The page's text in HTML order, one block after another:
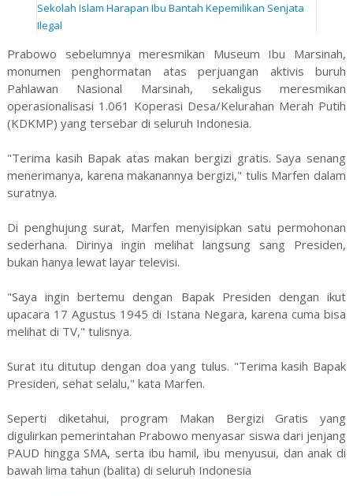
Sekolah Islam Harapan Ibu Bantah Kepemilikan Senjata
Ilegal
Prabowo sebelumnya meresmikan Museum Ibu Marsinah,
monumen penghormatan atas perjuangan aktivis buruh
Pahlawan Nasional Marsinah, sekaligus meresmikan
operasionalisasi 1.061 Koperasi Desa/Kelurahan Merah Putih
(KDKMP) yang tersebar di seluruh Indonesia.
"Terima kasih Bapak atas makan bergizi gratis. Saya senang
menerimanya, karena makanannya bergizi," tulis Marfen dalam
suratnya.
Di penghujung surat, Marfen menyisipkan satu permohonan
sederhana. Dirinya ingin melihat langsung sang Presiden,
bukan hanya lewat layar televisi.
"Saya ingin bertemu dengan Bapak Presiden dengan ikut
upacara 17 Agustus 1945 di Istana Negara, karena cuma bisa
melihat di TV," tulisnya.
Surat itu ditutup dengan doa yang tulus. "Terima kasih Bapak
Presiden, sehat selalu," kata Marfen.
Seperti diketahui, program Makan Bergizi Gratis yang
digulirkan pemerintahan Prabowo menyasar siswa dari jenjang
PAUD hingga SMA, serta ibu hamil, ibu menyusui, dan anak di
bawah lima tahun (balita) di seluruh Indonesia